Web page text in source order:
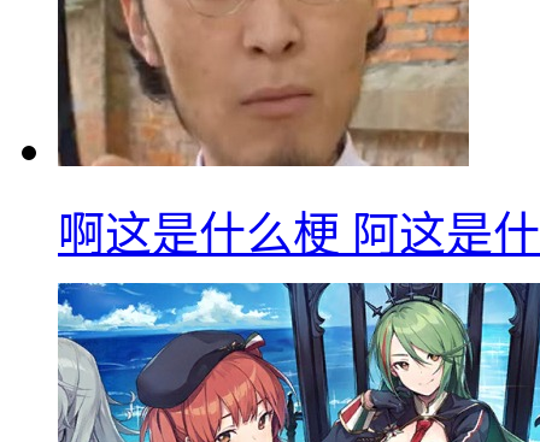
啊这是什么梗 阿这是